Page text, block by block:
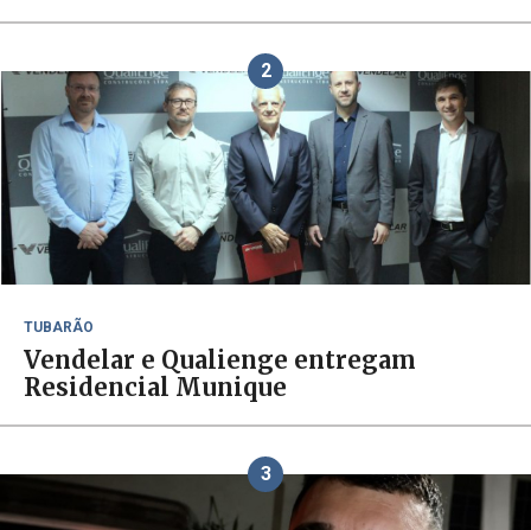
2
TUBARÃO
Vendelar e Qualienge entregam
Residencial Munique
3